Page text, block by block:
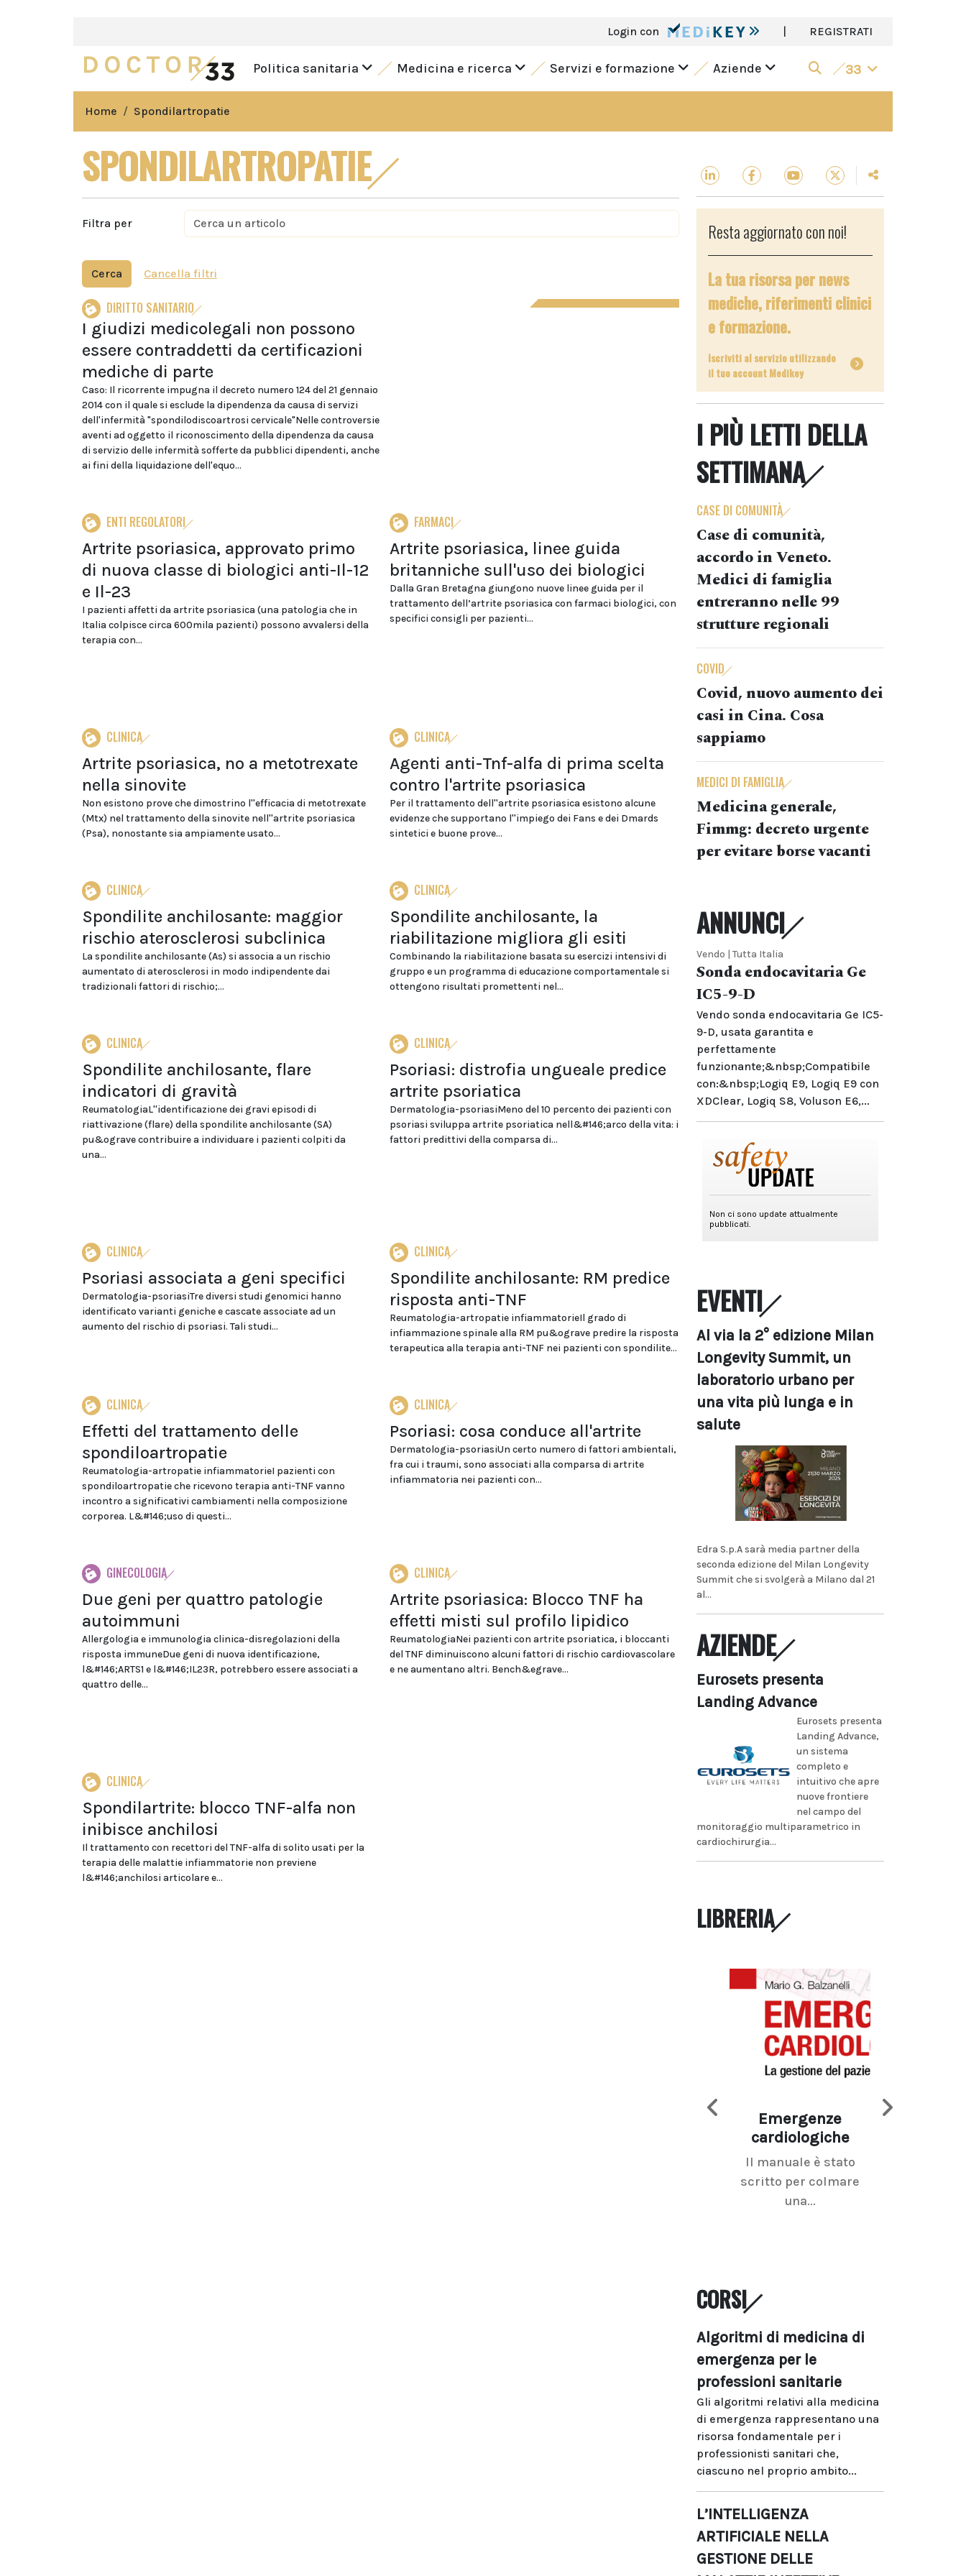
Login con | REGISTRATI
Politica sanitaria Medicina e ricerca Servizi e formazione Aziende 33
Home Spondilartropatie
SPONDILARTROPATIE
Filtra per
Cerca Cancella filtri
DIRITTO SANITARIO
I giudizi medicolegali non possono
essere contraddetti da certificazioni
mediche di parte
Caso: Il ricorrente impugna il decreto numero 124 del 21 gennaio
2014 con il quale si esclude la dipendenza da causa di servizi
dell'infermità "spondilodiscoartrosi cervicale"Nelle controversie
aventi ad oggetto il riconoscimento della dipendenza da causa
di servizio delle infermità sofferte da pubblici dipendenti, anche
ai fini della liquidazione dell'equo...
ENTI REGOLATORI
Artrite psoriasica, approvato primo
di nuova classe di biologici anti-Il-12
e Il-23
I pazienti affetti da artrite psoriasica (una patologia che in
Italia colpisce circa 600mila pazienti) possono avvalersi della
terapia con...
FARMACI
Artrite psoriasica, linee guida
britanniche sull'uso dei biologici
Dalla Gran Bretagna giungono nuove linee guida per il
trattamento dell’artrite psoriasica con farmaci biologici, con
specifici consigli per pazienti...
CLINICA
Artrite psoriasica, no a metotrexate
nella sinovite
Non esistono prove che dimostrino l''efficacia di metotrexate
(Mtx) nel trattamento della sinovite nell''artrite psoriasica
(Psa), nonostante sia ampiamente usato...
CLINICA
Agenti anti-Tnf-alfa di prima scelta
contro l'artrite psoriasica
Per il trattamento dell''artrite psoriasica esistono alcune
evidenze che supportano l''impiego dei Fans e dei Dmards
sintetici e buone prove...
CLINICA
Spondilite anchilosante: maggior
rischio aterosclerosi subclinica
La spondilite anchilosante (As) si associa a un rischio
aumentato di aterosclerosi in modo indipendente dai
tradizionali fattori di rischio;...
CLINICA
Spondilite anchilosante, la
riabilitazione migliora gli esiti
Combinando la riabilitazione basata su esercizi intensivi di
gruppo e un programma di educazione comportamentale si
ottengono risultati promettenti nel...
CLINICA
Spondilite anchilosante, flare
indicatori di gravità
ReumatologiaL''identificazione dei gravi episodi di
riattivazione (flare) della spondilite anchilosante (SA)
pu&ograve contribuire a individuare i pazienti colpiti da
una...
CLINICA
Psoriasi: distrofia ungueale predice
artrite psoriatica
Dermatologia-psoriasiMeno del 10 percento dei pazienti con
psoriasi sviluppa artrite psoriatica nell&#146;arco della vita: i
fattori predittivi della comparsa di...
CLINICA
Psoriasi associata a geni specifici
Dermatologia-psoriasiTre diversi studi genomici hanno
identificato varianti geniche e cascate associate ad un
aumento del rischio di psoriasi. Tali studi...
CLINICA
Spondilite anchilosante: RM predice
risposta anti-TNF
Reumatologia-artropatie infiammatorieIl grado di
infiammazione spinale alla RM pu&ograve predire la risposta
terapeutica alla terapia anti-TNF nei pazienti con spondilite...
CLINICA
Effetti del trattamento delle
spondiloartropatie
Reumatologia-artropatie infiammatorieI pazienti con
spondiloartropatie che ricevono terapia anti-TNF vanno
incontro a significativi cambiamenti nella composizione
corporea. L&#146;uso di questi...
CLINICA
Psoriasi: cosa conduce all'artrite
Dermatologia-psoriasiUn certo numero di fattori ambientali,
fra cui i traumi, sono associati alla comparsa di artrite
infiammatoria nei pazienti con...
GINECOLOGIA
Due geni per quattro patologie
autoimmuni
Allergologia e immunologia clinica-disregolazioni della
risposta immuneDue geni di nuova identificazione,
l&#146;ARTS1 e l&#146;IL23R, potrebbero essere associati a
quattro delle...
CLINICA
Artrite psoriasica: Blocco TNF ha
effetti misti sul profilo lipidico
ReumatologiaNei pazienti con artrite psoriatica, i bloccanti
del TNF diminuiscono alcuni fattori di rischio cardiovascolare
e ne aumentano altri. Bench&egrave...
CLINICA
Spondilartrite: blocco TNF-alfa non
inibisce anchilosi
Il trattamento con recettori del TNF-alfa di solito usati per la
terapia delle malattie infiammatorie non previene
l&#146;anchilosi articolare e...
Resta aggiornato con noi!
La tua risorsa per news
mediche, riferimenti clinici
e formazione.
Iscriviti al servizio utilizzando
il tuo account Medikey
I PIÙ LETTI DELLA
SETTIMANA
CASE DI COMUNITÀ
Case di comunità,
accordo in Veneto.
Medici di famiglia
entreranno nelle 99
strutture regionali
COVID
Covid, nuovo aumento dei
casi in Cina. Cosa
sappiamo
MEDICI DI FAMIGLIA
Medicina generale,
Fimmg: decreto urgente
per evitare borse vacanti
ANNUNCI
Vendo | Tutta Italia
Sonda endocavitaria Ge
IC5-9-D
Vendo sonda endocavitaria Ge IC5-
9-D, usata garantita e
perfettamente
funzionante;&nbsp;Compatibile
con:&nbsp;Logiq E9, Logiq E9 con
XDClear, Logiq S8, Voluson E6,...
EVENTI
Al via la 2° edizione Milan
Longevity Summit, un
laboratorio urbano per
una vita più lunga e in
salute
Edra S.p.A sarà media partner della
seconda edizione del Milan Longevity
Summit che si svolgerà a Milano dal 21
al...
AZIENDE
Eurosets presenta
Landing Advance
Eurosets presenta
Landing Advance,
un sistema
completo e
intuitivo che apre
nuove frontiere
nel campo del
monitoraggio multiparametrico in
cardiochirurgia...
LIBRERIA
Emergenze
cardiologiche
Il manuale è stato
scritto per colmare
una...
CORSI
Algoritmi di medicina di
emergenza per le
professioni sanitarie
Gli algoritmi relativi alla medicina
di emergenza rappresentano una
risorsa fondamentale per i
professionisti sanitari che,
ciascuno nel proprio ambito...
L’INTELLIGENZA
ARTIFICIALE NELLA
GESTIONE DELLE